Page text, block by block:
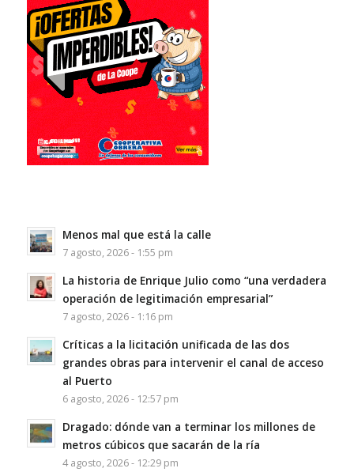
Menos mal que está la calle
7 agosto, 2026 - 1:55 pm
La historia de Enrique Julio como “una verdadera
operación de legitimación empresarial”
7 agosto, 2026 - 1:16 pm
Críticas a la licitación unificada de las dos
grandes obras para intervenir el canal de acceso
al Puerto
6 agosto, 2026 - 12:57 pm
Dragado: dónde van a terminar los millones de
metros cúbicos que sacarán de la ría
4 agosto, 2026 - 12:29 pm